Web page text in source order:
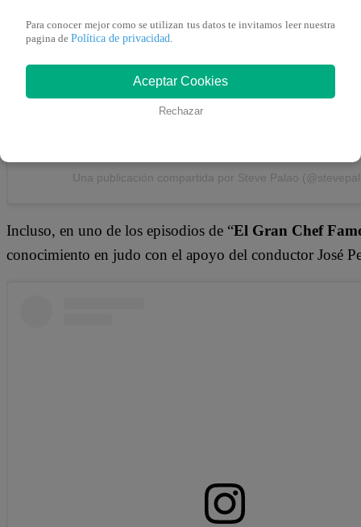
Una publicación compartida por Steve Palao
Incluso, en uno de los episodios de “El Gran Chef
conocimiento en judo con el apoyo del conductor José
Para conocer mejor como se utilizan tus datos te invitamos leer nuestra
pagina de Política de privacidad
Aceptar Cookies
Rechazar